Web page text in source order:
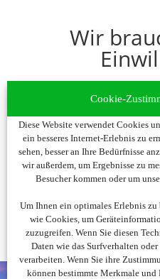
Cookie-
Diese Website verwendet Cookies
ein besseres Internet-Erlebnis zu
sehen, besser an Ihre Bedürfnisse
wir außerdem, um Ergebnisse zu
Besucher kommen oder um
Um Ihnen ein optimales Erlebnis
wie Cookies, um
zuzugreifen. Wenn Sie diesen
Daten wie das Surfverhalten
verarbeiten. Wenn Sie ihre
können bestimmte Merkmale
Wir
Um diesen Inhalt
die Cookies. Es
Daten
Cookies